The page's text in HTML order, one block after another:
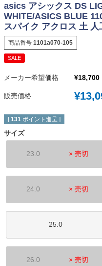
asics アシックス DS
WHITE/ASICS BLUE
スパイク アクロス 土 人
商品番号 1101a070-105
SALE
メーカー希望価格 ¥18,700
販売価格 ¥
[ 131 ポイント進呈 ]
サイズ
23.0 × 売切
24.0 × 売切
25.0
26.0 × 売切